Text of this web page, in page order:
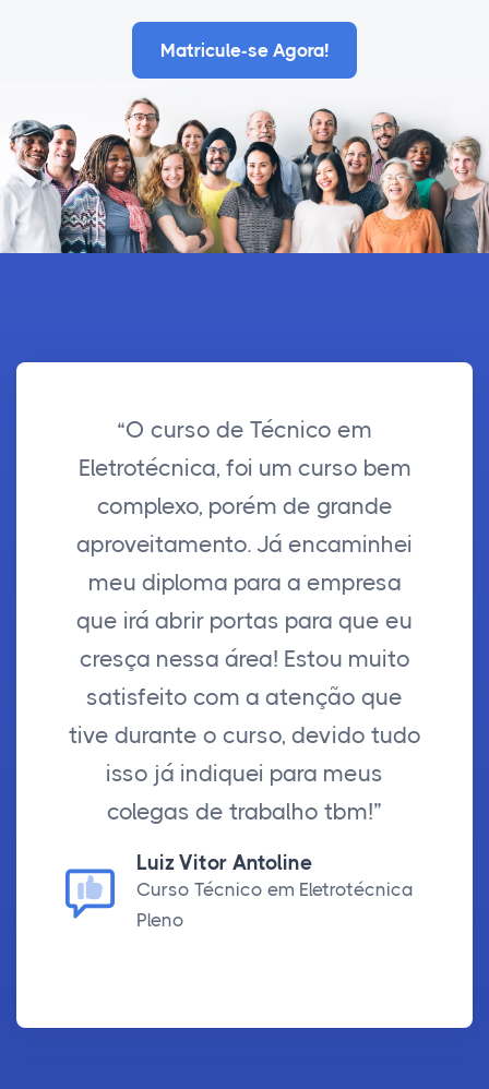
Matricule-se Agora!
“O curso de Técnico em
Eletrotécnica, foi um curso bem
complexo, porém de grande
aproveitamento. Já encaminhei
meu diploma para a empresa
que irá abrir portas para que eu
cresça nessa área! Estou muito
satisfeito com a atenção que
tive durante o curso, devido tudo
isso já indiquei para meus
colegas de trabalho tbm!”
Luiz Vitor Antoline
Curso Técnico em Eletrotécnica
Pleno